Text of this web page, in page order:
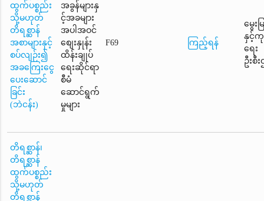
ထွက်ပစ္စည်း
သို့မဟုတ်
တိရစ္ဆာန်
အစာများနှင့်
စပ်လျဉ်း၍
အခကြေးငွေ
ပေးဆောင်
ခြင်း
(ဘဲငန်း)
အခွန်များနှ
င့်အခများ
အပါအဝင်
စျေးနှုန်း
ထိန်းချုပ်
ရေးဆိုင်ရာ
စီမံ
ဆောင်ရွက်
မှုများ
F69 ကြည့်ရန်
မွေး
နှင့်
ရေး
ဦးစီး
တိရစ္ဆာန်၊
တိရစ္ဆာန်
ထွက်ပစ္စည်း
သို့မဟုတ်
တိရစ္ဆာန်